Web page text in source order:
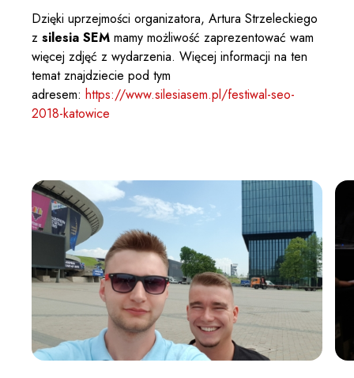
Dzięki uprzejmości organizatora, Artura Strzeleckiego
z silesia SEM mamy możliwość zaprezentować wam
więcej zdjęć z wydarzenia. Więcej informacji na ten
temat znajdziecie pod tym
adresem: https://www.silesiasem.pl/festiwal-seo-
2018-katowice